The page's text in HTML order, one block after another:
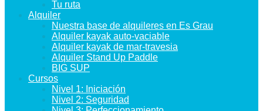
Tu ruta
Alquiler
Nuestra base de alquileres en Es Grau
Alquiler kayak auto-vaciable
Alquiler kayak de mar-travesia
Alquiler Stand Up Paddle
BIG SUP
Cursos
Nivel 1: Iniciación
Nivel 2: Seguridad